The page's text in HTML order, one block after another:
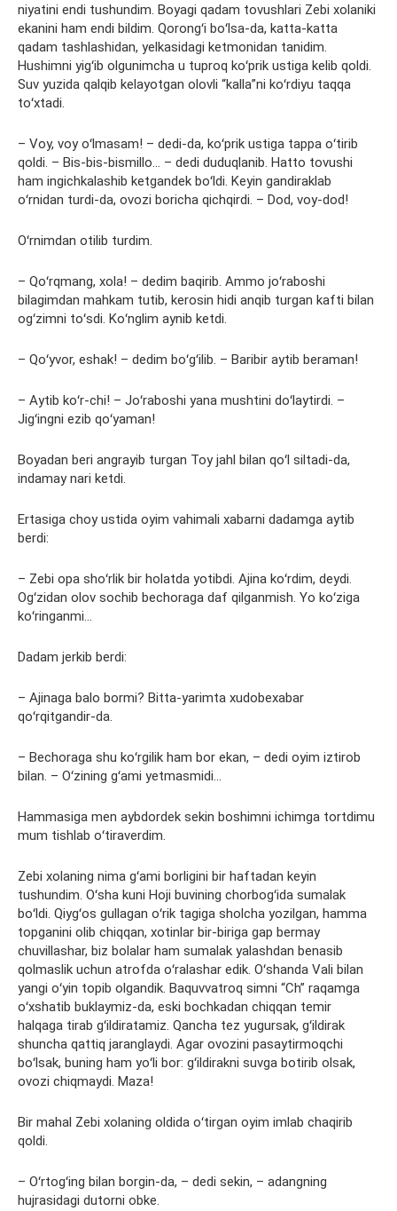
niyatini endi tushundim. Boyagi qadam tovushlari Zebi xolaniki
ekanini ham endi bildim. Qorongʻi boʻlsa-da, katta-katta
qadam tashlashidan, yelkasidagi ketmonidan tanidim.
Hushimni yigʻib olgunimcha u tuproq koʻprik ustiga kelib qoldi.
Suv yuzida qalqib kelayotgan olovli “kalla”ni koʻrdiyu taqqa
toʻxtadi.
– Voy, voy oʻlmasam! – dedi-da, koʻprik ustiga tappa oʻtirib
qoldi. – Bis-bis-bismillo… – dedi duduqlanib. Hatto tovushi
ham ingichkalashib ketgandek boʻldi. Keyin gandiraklab
oʻrnidan turdi-da, ovozi boricha qichqirdi. – Dod, voy-dod!
Oʻrnimdan otilib turdim.
– Qoʻrqmang, xola! – dedim baqirib. Ammo joʻraboshi
bilagimdan mahkam tutib, kerosin hidi anqib turgan kafti bilan
ogʻzimni toʻsdi. Koʻnglim aynib ketdi.
– Qoʻyvor, eshak! – dedim boʻgʻilib. – Baribir aytib beraman!
– Aytib koʻr-chi! – Joʻraboshi yana mushtini doʻlaytirdi. –
Jigʻingni ezib qoʻyaman!
Boyadan beri angrayib turgan Toy jahl bilan qoʻl siltadi-da,
indamay nari ketdi.
Ertasiga choy ustida oyim vahimali xabarni dadamga aytib
berdi:
– Zebi opa shoʻrlik bir holatda yotibdi. Ajina koʻrdim, deydi.
Ogʻzidan olov sochib bechoraga daf qilganmish. Yo koʻziga
koʻringanmi…
Dadam jerkib berdi:
– Ajinaga balo bormi? Bitta-yarimta xudobexabar
qoʻrqitgandir-da.
– Bechoraga shu koʻrgilik ham bor ekan, – dedi oyim iztirob
bilan. – Oʻzining gʻami yetmasmidi…
Hammasiga men aybdordek sekin boshimni ichimga tortdimu
mum tishlab oʻtiraverdim.
Zebi xolaning nima gʻami borligini bir haftadan keyin
tushundim. Oʻsha kuni Hoji buvining chorbogʻida sumalak
boʻldi. Qiygʻos gullagan oʻrik tagiga sholcha yozilgan, hamma
topganini olib chiqqan, xotinlar bir-biriga gap bermay
chuvillashar, biz bolalar ham sumalak yalashdan benasib
qolmaslik uchun atrofda oʻralashar edik. Oʻshanda Vali bilan
yangi oʻyin topib olgandik. Baquvvatroq simni “Ch” raqamga
oʻxshatib buklaymiz-da, eski bochkadan chiqqan temir
halqaga tirab gʻildiratamiz. Qancha tez yugursak, gʻildirak
shuncha qattiq jaranglaydi. Agar ovozini pasaytirmoqchi
boʻlsak, buning ham yoʻli bor: gʻildirakni suvga botirib olsak,
ovozi chiqmaydi. Maza!
Bir mahal Zebi xolaning oldida oʻtirgan oyim imlab chaqirib
qoldi.
– Oʻrtogʻing bilan borgin-da, – dedi sekin, – adangning
hujrasidagi dutorni obke.